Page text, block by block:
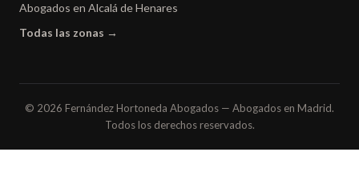
Abogados en Alcalá de Henares
Todas las zonas →
© 2026 Fernández Hortoneda Abogados — Abogados en Madrid.
Todos los derechos reservados.